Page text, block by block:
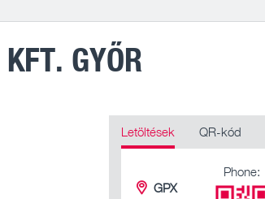
GYŐR
Letöltések QR-kód
GPX
Phone: